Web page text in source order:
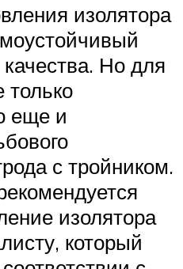
изолятора
Но для
только
еще и
с тройником.
изолятора
который